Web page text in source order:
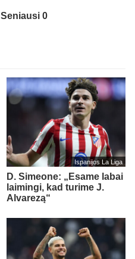
Seniausi 0
Ispanijos La Liga
D. Simeone: „Esame labai
laimingi, kad turime J.
Alvarezą“